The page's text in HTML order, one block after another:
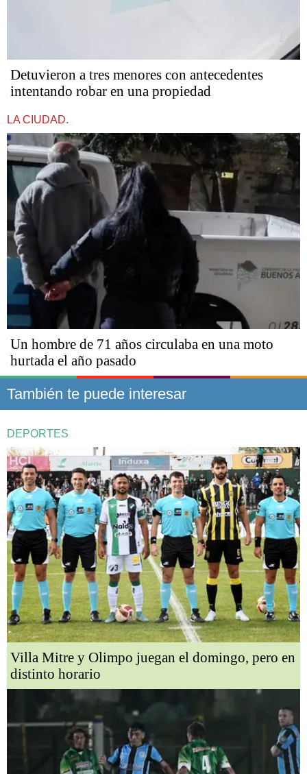
Detuvieron a tres menores con antecedentes
intentando robar en una propiedad
LA CIUDAD.
Un hombre de 71 años circulaba en una moto
hurtada el año pasado
También te puede interesar
DEPORTES
Villa Mitre y Olimpo juegan el domingo, pero en
distinto horario